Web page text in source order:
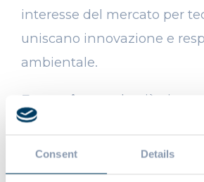
Consent Details
interesse del mercato per
uniscano innovazione e
ambientale.
Ecocap’s
guarda già ai
appuntamenti
certezza che il futuro del
(anche) dal Messico.